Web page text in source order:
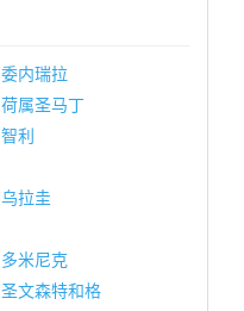
委内瑞拉
荷属圣马丁
智利
乌拉圭
多米尼克
圣文森特和格